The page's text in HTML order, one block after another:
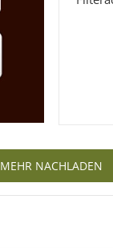
MEHR NACHLADEN